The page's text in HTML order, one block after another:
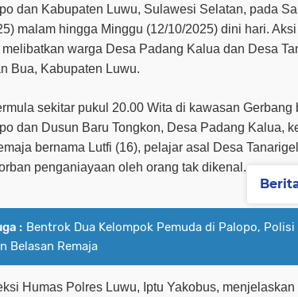
dan Kabupaten Luwu, Sulawesi Selatan, pada
malam hingga Minggu (12/10/2025) dini hari.
warga Desa Padang Kalua dan Desa
Bua, Kabupaten Luwu.
sekitar pukul 20.00 Wita di kawasan Gerbang
dan Dusun Baru Tongkon, Desa Padang Kalua,
bernama Lutfi (16), pelajar asal Desa
penganiayaan oleh orang tak dikenal.
: Bentrok Dua Kelompok Pemuda di Palopo, Polisi
Belasan Remaja
Humas Polres Luwu, Iptu Yakobus, menjelaskan